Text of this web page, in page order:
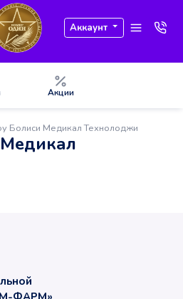
Аккаунт
Акции
Болиси Медикал Технолоджи